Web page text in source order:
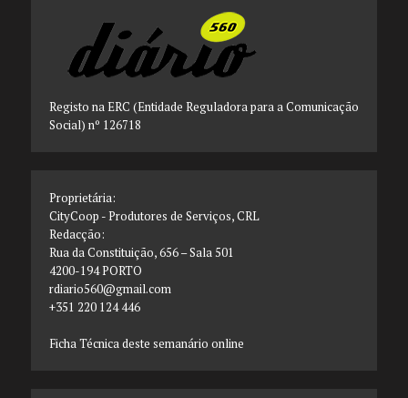
Registo na ERC (Entidade Reguladora para a Comunicação
Social) nº 126718
Proprietária:
CityCoop - Produtores de Serviços, CRL
Redacção:
Rua da Constituição, 656 – Sala 501
4200-194 PORTO
rdiario560@gmail.com
+351 220 124 446
Ficha Técnica deste semanário online